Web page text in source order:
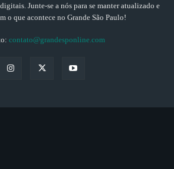
Junte-se a nós para se manter atualizado e
o que acontece no Grande São Paulo!
contato@grandesponline.com